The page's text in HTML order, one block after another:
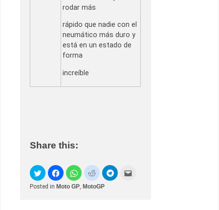
rodar más
rápido que nadie con el
neumático más duro y
está en un estado de
forma
increíble
Share this:
Posted in Moto GP MotoGP